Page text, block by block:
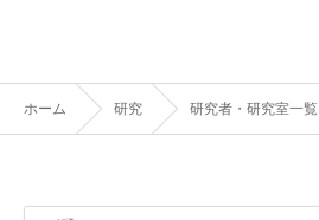
ホーム 研究 研究者・研究室一覧